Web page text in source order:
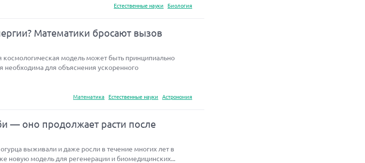
Естественные науки
Биология
Математики бросают вызов
космологическая модель может быть принципиально
необходима для объяснения ускоренного
Математика
Естественные науки Астрономия
— оно продолжает расти после
выживали и даже росли в течение многих лет в
новую модель для регенерации и биомедицинских...